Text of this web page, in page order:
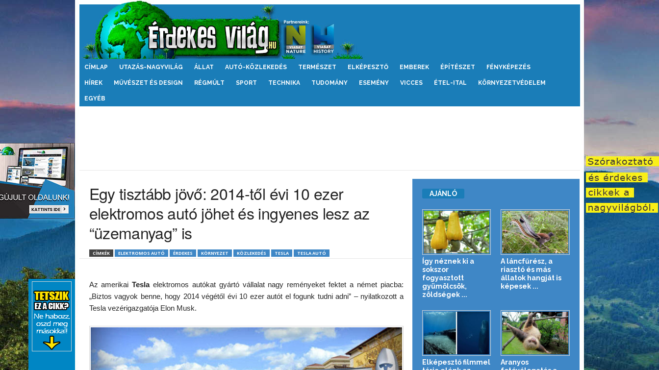
Érdekes
CÍMLAP UTAZÁS-NAGYVILÁG ÁLLAT AUTÓ-KÖZLEKEDÉS TERMÉSZET ELKÉPESZTŐ EMBEREK ÉPÍTÉSZET FÉNYKÉPEZÉS
HÍREK MŰVÉSZET ÉS DESIGN RÉGMÚLT SPORT TECHNIKA TUDOMÁNY ESEMÉNY VICCES ÉTEL-ITAL KÖRNYEZETVÉDELEM
EGYÉB
Egy tisztább jövő: 2014-től évi 10 ezer
elektromos autó jöhet és ingyenes lesz az
“üzemanyag” is
CÍMKÉK ELEKTROMOS AUTÓ ÉRDEKES KÖRNYEZET KÖZLEKEDÉS TESLA TESLA AUTÓ
Az amerikaiTeslaelektromos autókat gyártó vállalat nagy reményeket fektet a német piacba:
„Biztos vagyok benne, hogy 2014 végétől évi 10 ezer autót el fogunk tudni adni” – nyilatkozott a
Tesla vezérigazgatója Elon Musk.
AJÁNLÓ
Így néznek ki a
sokszor
fogyasztott
gyümölcsök,
zöldségek ...
A láncfűrész, a
riasztó és más
állatok hangját is
képesek ...
Elképesztő filmmel
Aranyos